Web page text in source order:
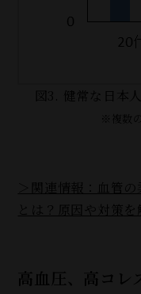
図3. 健常な日本
※複数
＞関連情報：血管
とは？原因や対策を
高血圧、高コレ